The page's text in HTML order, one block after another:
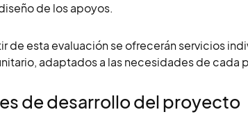
de los apoyos.
de esta evaluación se ofrecerán servicios
adaptados a las necesidades de cada
de desarrollo del proyecto